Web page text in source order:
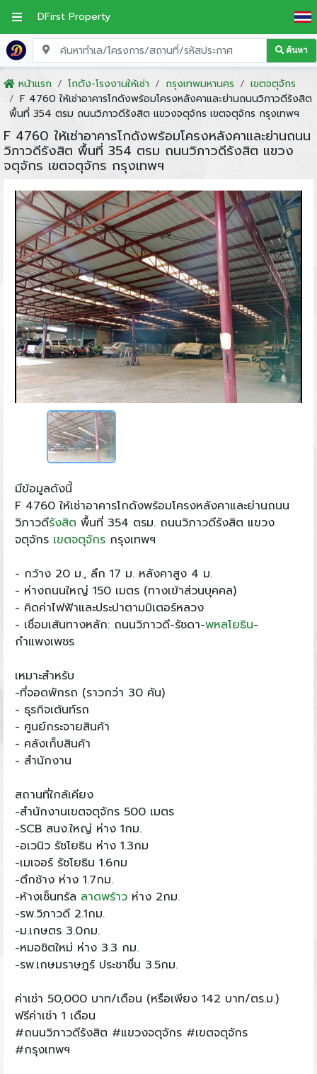
DFirst Property
ค้นหา
หน้าแรก โกดัง-โรงงานให้เช่า กรุงเทพมหานคร
เขตจตุจักร
F 4760 ให้เช่าอาคารโกดังพร้อมโครงหลังคาและย่านถนนวิภาวดีรังสิต
พื้นที่ 354 ตรม ถนนวิภาวดีรังสิต แขวงจตุจักร เขตจตุจักร กรุงเทพฯ
F 4760 ให้เช่าอาคารโกดังพร้อมโครงหลังคาและย่านถนน
วิภาวดีรังสิต พื้นที่ 354 ตรม ถนนวิภาวดีรังสิต แขวง
จตุจักร เขตจตุจักร กรุงเทพฯ
มีข้อมูลดังนี้
F 4760 ให้เช่าอาคารโกดังพร้อมโครงหลังคาและย่านถนน
วิภาวดีรังสิต พื้นที่ 354 ตรม. ถนนวิภาวดีรังสิต แขวง
จตุจักร เขตจตุจักรกรุงเทพฯ
- กว้าง 20 ม., ลึก 17 ม. หลังคาสูง 4 ม.
- ห่างถนนใหญ่ 150 เมตร (ทางเข้าส่วนบุคคล)
- คิดค่าไฟฟ้าและประปาตามมิเตอร์หลวง
- เชื่อมเส้นทางหลัก: ถนนวิภาวดี-รัชดา-พหลโยธิน-
กำแพงเพชร
เหมาะสำหรับ
-ที่จอดพักรถ (ราวกว่า 30 คัน)
- ธุรกิจเต้นท์รถ
- ศูนย์กระจายสินค้า
- คลังเก็บสินค้า
- สำนักงาน
สถานที่ใกล้เคียง
-สำนักงานเขตจตุจักร 500 เมตร
-SCB สนง.ใหญ่ ห่าง 1กม.
-อเวนิว รัชโยธิน ห่าง 1.3กม
-เมเจอร์ รัชโยธิน 1.6กม
-ตึกช้าง ห่าง 1.7กม.
-ห้างเซ็นทรัล ลาดพร้าวห่าง 2กม.
-รพ.วิภาวดี 2.1กม.
-ม.เกษตร 3.0กม.
-หมอชิตใหม่ ห่าง 3.3 กม.
-รพ.เกษมราษฎร์ ประชาชื่น 3.5กม.
ค่าเช่า 50,000 บาท/เดือน (หรือเพียง 142 บาท/ตร.ม.)
ฟรีค่าเช่า 1 เดือน
#ถนนวิภาวดีรังสิต #แขวงจตุจักร #เขตจตุจักร
#กรุงเทพฯ